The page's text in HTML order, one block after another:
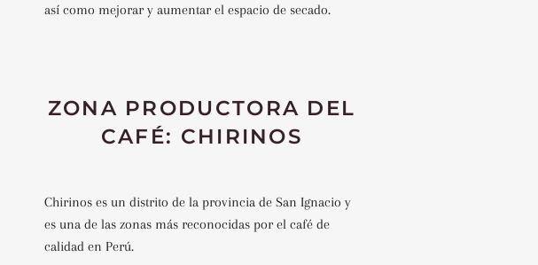
así como mejorar y aumentar el espacio de secado.
ZONA PRODUCTORA DEL
CAFÉ: CHIRINOS
Chirinos es un distrito de la provincia de San Ignacio y
es una de las zonas más reconocidas por el café de
calidad en Perú.